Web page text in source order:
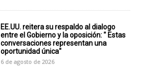
EE.UU. reitera su respaldo al dialogo
entre el Gobierno y la oposición: " Estas
conversaciones representan una
oportunidad única"
6 de agosto de 2026